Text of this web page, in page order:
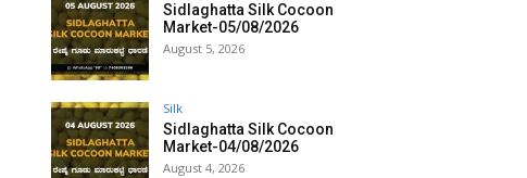
Sidlaghatta Silk Cocoon
Market-05/08/2026
August 5, 2026
Silk
Sidlaghatta Silk Cocoon
Market-04/08/2026
August 4, 2026